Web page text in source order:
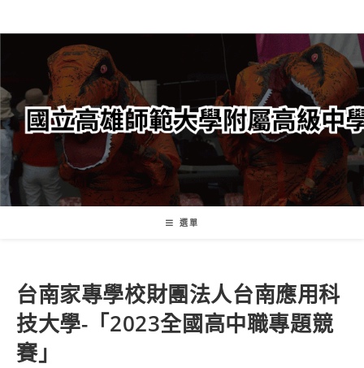
轉
要
內
容
選單
台南家專學校財團法人台南應用科
技大學-「2023全國高中職專題競
賽」